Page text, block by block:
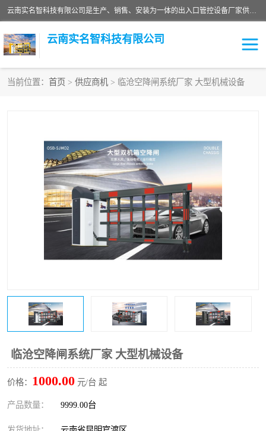
云南实名智科技有限公司是生产、销售、安装为一体的出入口管控设备厂家供应商。主营:电动伸缩门、道闸、广告道闸、重型空降闸、车牌识别、门禁通道、升降柱、岗亭、旗杆等智能设备。主营产品: 电动伸缩门,道闸门禁,车牌识别 生产、销售、安装为一体的出入口管控设备厂家源头供应商。
云南实名智科技有限公司
当前位置： 首页 > 供应商机 > 临沧空降闸系统厂家 大型机械设备
临沧空降闸系统厂家 大型机械设备
价格： 1000.00 元/台 起
产品数量： 9999.00台
升降门系列 通道闸系列
小门系列 伸缩门